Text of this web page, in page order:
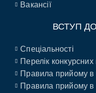
Вакансії
ВСТУП
Спеціальності
Перелік конкурсних
Правила прийому в
Правила прийому